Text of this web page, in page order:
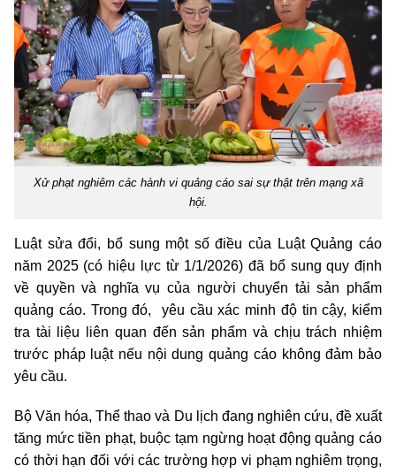
Xử phạt nghiêm các hành vi quảng cáo sai sự thật trên mạng xã
hội.
Luật sửa đổi, bổ sung một số điều của Luật Quảng cáo
năm 2025 (có hiệu lực từ 1/1/2026) đã bổ sung quy định
về quyền và nghĩa vụ của người chuyển tải sản phẩm
quảng cáo. Trong đó, yêu cầu xác minh độ tin cậy, kiểm
tra tài liệu liên quan đến sản phẩm và chịu trách nhiệm
trước pháp luật nếu nội dung quảng cáo không đảm bảo
yêu cầu.
Bộ Văn hóa, Thể thao và Du lịch đang nghiên cứu, đề xuất
tăng mức tiền phạt, buộc tạm ngừng hoạt động quảng cáo
có thời hạn đối với các trường hợp vi phạm nghiêm trọng,